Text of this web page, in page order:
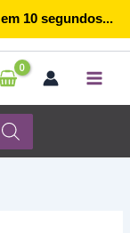
10segundos...